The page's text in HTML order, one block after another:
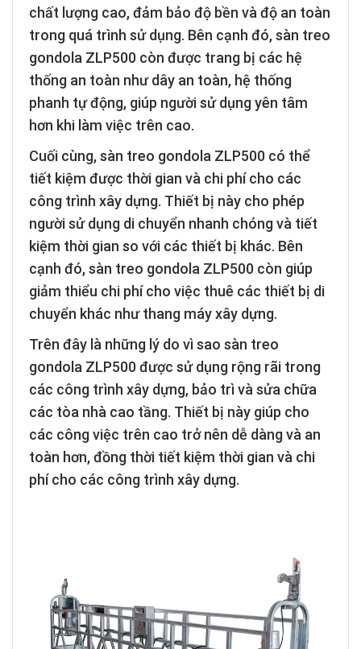
chất lượng cao, đảm bảo độ bền và độ an toàn
trong quá trình sử dụng. Bên cạnh đó, sàn treo
gondola ZLP500 còn được trang bị các hệ
thống an toàn như dây an toàn, hệ thống
phanh tự động, giúp người sử dụng yên tâm
hơn khi làm việc trên cao.
Cuối cùng, sàn treo gondola ZLP500 có thể
tiết kiệm được thời gian và chi phí cho các
công trình xây dựng. Thiết bị này cho phép
người sử dụng di chuyển nhanh chóng và tiết
kiệm thời gian so với các thiết bị khác. Bên
cạnh đó, sàn treo gondola ZLP500 còn giúp
giảm thiểu chi phí cho việc thuê các thiết bị di
chuyển khác như thang máy xây dựng.
Trên đây là những lý do vì sao sàn treo
gondola ZLP500 được sử dụng rộng rãi trong
các công trình xây dựng, bảo trì và sửa chữa
các tòa nhà cao tầng. Thiết bị này giúp cho
các công việc trên cao trở nên dễ dàng và an
toàn hơn, đồng thời tiết kiệm thời gian và chi
phí cho các công trình xây dựng.